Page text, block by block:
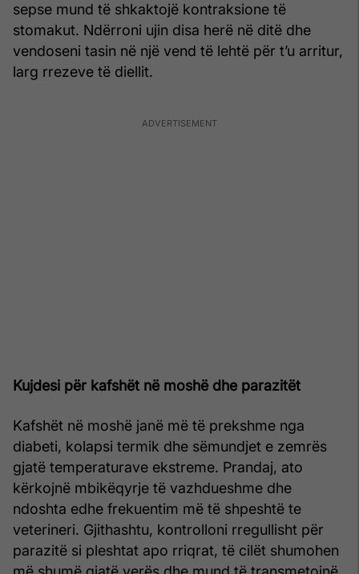
sepse mund të shkaktojë kontraksione të
stomakut. Ndërroni ujin disa herë në ditë dhe
vendoseni tasin në një vend të lehtë për t’u arritur,
larg rrezeve të diellit.
Kujdesi për kafshët në moshë dhe parazitët
Kafshët në moshë janë më të prekshme nga
diabeti, kolapsi termik dhe sëmundjet e zemrës
gjatë temperaturave ekstreme. Prandaj, ato
kërkojnë mbikëqyrje të vazhdueshme dhe
ndoshta edhe frekuentim më të shpeshtë te
veterineri. Gjithashtu, kontrolloni rregullisht për
parazitë si pleshtat apo rriqrat, të cilët shumohen